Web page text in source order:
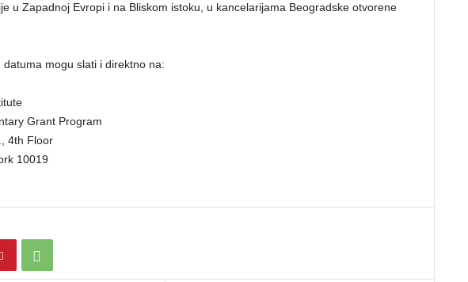
u Zapadnoj Evropi i na Bliskom istoku, u kancelarijama Beogradske otvorene
datuma mogu slati i direktno na:
Grant Program
4th Floor
10019